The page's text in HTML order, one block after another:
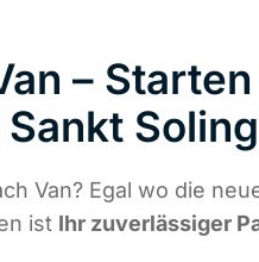
–
Van? Egal wo die
ist Ihr zuverlässiger